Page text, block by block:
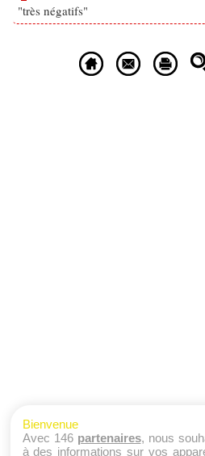
"très négatifs"
Bienvenue
Avec 146 partenaires, nous
à des informations sur vos